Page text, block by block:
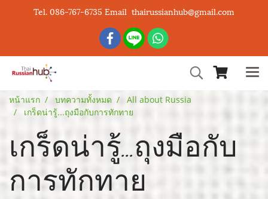
Tel. 086-767-6735 Email thairussianhub@gmail.com
หน้าแรก บทความทั้งหมด
All about Russia
เกร็ดน่ารู้...ถุงมือกับการทักทาย
เกร็ดน่ารู้...ถุงมือกับ
การทักทาย